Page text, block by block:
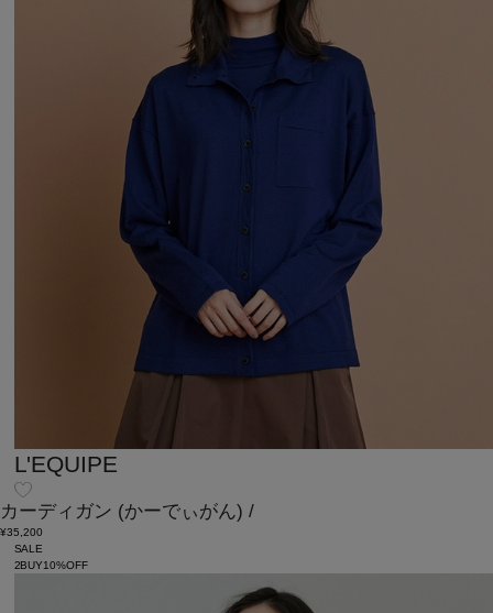
L'EQUIPE
カーディガン (かーでぃがん) /
¥35,200
SALE
2BUY10%OFF